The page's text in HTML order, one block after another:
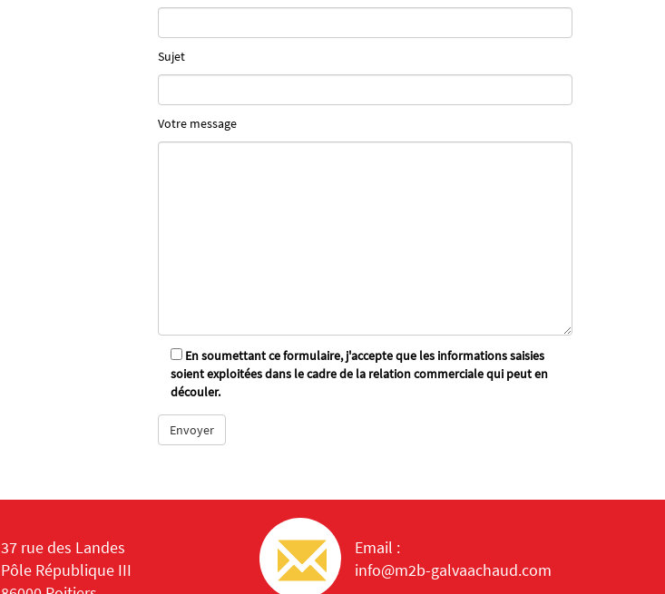
Sujet
Votre message
En soumettant ce formulaire, j'accepte que les informations saisies
soient exploitées dans le cadre de la relation commerciale qui peut en
découler.
37 rue des Landes
Pôle République III
Email :
info@m2b-galvaachaud.com